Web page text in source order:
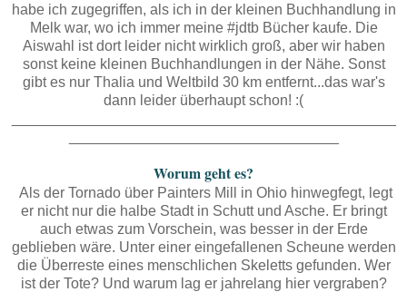
habe ich zugegriffen, als ich in der kleinen Buchhandlung in
Melk war, wo ich immer meine #jdtb Bücher kaufe. Die
Aiswahl ist dort leider nicht wirklich groß, aber wir haben
sonst keine kleinen Buchhandlungen in der Nähe. Sonst
gibt es nur Thalia und Weltbild 30 km entfernt...das war's
dann leider überhaupt schon! :(
Worum geht es?
Als der Tornado über Painters Mill in Ohio hinwegfegt, legt
er nicht nur die halbe Stadt in Schutt und Asche. Er bringt
auch etwas zum Vorschein, was besser in der Erde
geblieben wäre. Unter einer eingefallenen Scheune werden
die Überreste eines menschlichen Skeletts gefunden. Wer
ist der Tote? Und warum lag er jahrelang hier vergraben?